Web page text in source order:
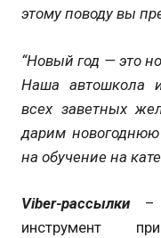
этому поводу вы
“Новый год — это
Наша автошкола
всех заветных
дарим
на обучение на
Viber-рассылки –
инструмент